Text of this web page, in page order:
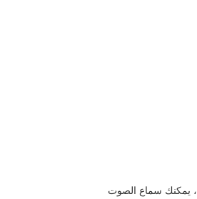
يمكنك سماع الصوت